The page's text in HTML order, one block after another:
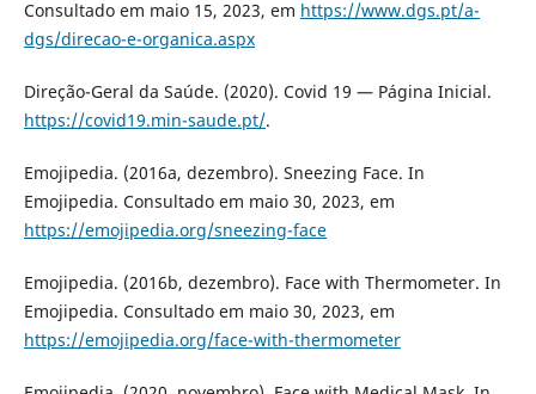
Consultado em maio 15, 2023, em https://www.dgs.pt/a-
dgs/direcao-e-organica.aspx
Direção-Geral da Saúde. (2020). Covid 19 — Página Inicial.
https://covid19.min-saude.pt/.
Emojipedia. (2016a, dezembro). Sneezing Face. In
Emojipedia. Consultado em maio 30, 2023, em
https://emojipedia.org/sneezing-face
Emojipedia. (2016b, dezembro). Face with Thermometer. In
Emojipedia. Consultado em maio 30, 2023, em
https://emojipedia.org/face-with-thermometer